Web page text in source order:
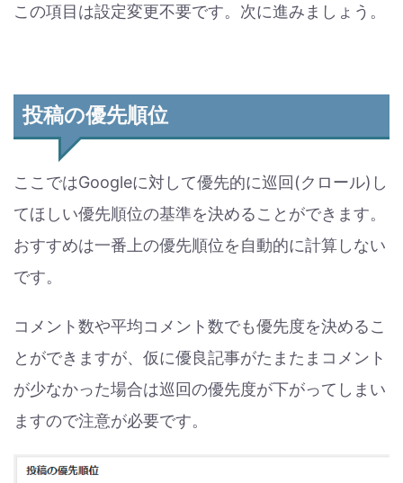
この項目は設定変更不要です。次に進みましょう。
投稿の優先順位
ここではGoogleに対して優先的に巡回(クロール)し
てほしい優先順位の基準を決めることができます。
おすすめは一番上の優先順位を自動的に計算しない
です。
コメント数や平均コメント数でも優先度を決めるこ
とができますが、仮に優良記事がたまたまコメント
が少なかった場合は巡回の優先度が下がってしまい
ますので注意が必要です。